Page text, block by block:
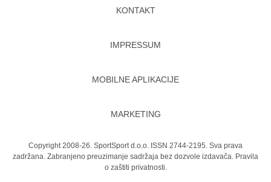
KONTAKT
IMPRESSUM
MOBILNE APLIKACIJE
MARKETING
Copyright 2008-26. SportSport d.o.o. ISSN 2744-2195. Sva prava
zadržana. Zabranjeno preuzimanje sadržaja bez dozvole izdavača. Pravila
o zaštiti privatnosti.